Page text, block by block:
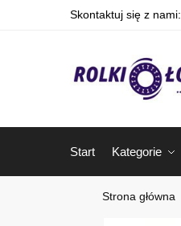
Skontaktuj się z nami:
Start Kategorie
Strona główna